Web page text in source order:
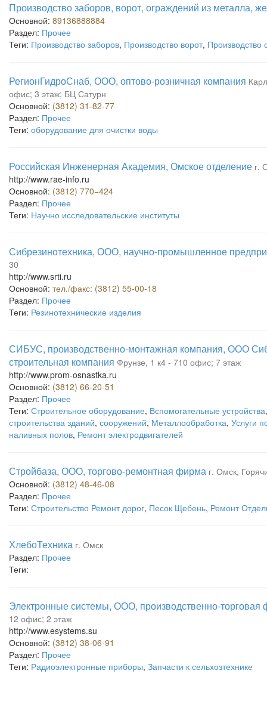
Производство заборов, ворот, ограждений из металла,
Основной: 89136888884
Раздел: Прочее
Теги: Производство заборов, Производство ворот, Производство
РегионГидроСнаб, ООО, оптово-розничная компания
офис; 3 этаж; БЦ Сатурн
Основной: (3812) 31-82-77
Раздел: Прочее
Теги: оборудование для очистки воды
Российская Инженерная Академия, Омское отделение г.
http://www.rae-info.ru
Основной: (3812) 770−424
Раздел: Прочее
Теги: Научно исследовательские институты
Сибрезинотехника, ООО, научно-промышленное
30
http://www.srti.ru
Основной: тел./факс: (3812) 55-00-18
Раздел: Прочее
Теги: Резинотехнические изделия
СИБУС, производственно-монтажная компания, ООО
строительная компания Фрунзе, 1 к4 - 710 офис; 7 этаж
http://www.prom-osnastka.ru
Основной: (3812) 66-20-51
Раздел: Прочее
Теги: Строительное оборудование, Вспомогательные устройства
строительства зданий, сооружений, Металлообработка, Услуги
наливных полов, Ремонт электродвигателей
Стройбаза, ООО, торгово-ремонтная фирма г. Омск,
Основной: (3812) 48-46-08
Раздел: Прочее
Теги: Строительство Ремонт дорог, Песок Щебень, Ремонт
ХлебоТехника г. Омск
Раздел: Прочее
Теги:
Электронные системы, ООО, производственно-торговая
12 офис; 2 этаж
http://www.esystems.su
Основной: (3812) 38-06-91
Раздел: Прочее
Теги: Радиоэлектронные приборы, Запчасти к сельхозтехнике